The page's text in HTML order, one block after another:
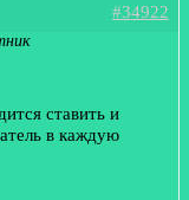
#34922
ставить и
в каждую